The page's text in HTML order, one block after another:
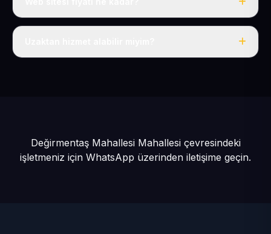
Tek fiyat: yılda 50 USD + KDV, her şey dahil.
Değirmentaş Mahallesi Mahallesi çevresindeki
işletmeniz için WhatsApp üzerinden iletişime geçin.